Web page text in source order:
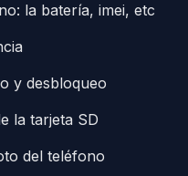
la batería, imei, etc
y desbloqueo
la tarjeta SD
del teléfono